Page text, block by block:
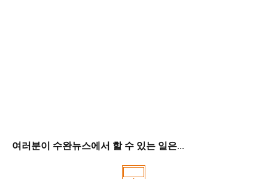
여러분이 수완뉴스에서 할 수 있는 일은...